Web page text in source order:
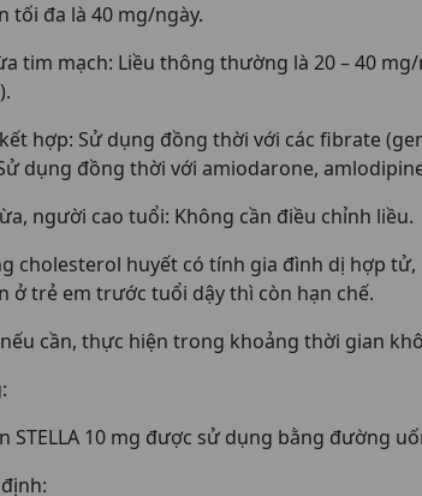
tối đa là 40 mg/ngày.
tim mạch: Liều thông thường là 20 – 40
hợp: Sử dụng đồng thời với các fibrate
dụng đồng thời với amiodarone,
người cao tuổi: Không cần điều chỉnh liều.
cholesterol huyết có tính gia đình dị hợp
ở trẻ em trước tuổi dậy thì còn hạn chế.
cần, thực hiện trong khoảng thời gian
STELLA 10 mg được sử dụng bằng đường